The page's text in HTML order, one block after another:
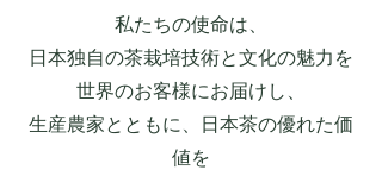
私たちの使命は、
日本独自の茶栽培技術と文化の魅力を
世界のお客様にお届けし、
生産農家とともに、日本茶の優れた価
値を